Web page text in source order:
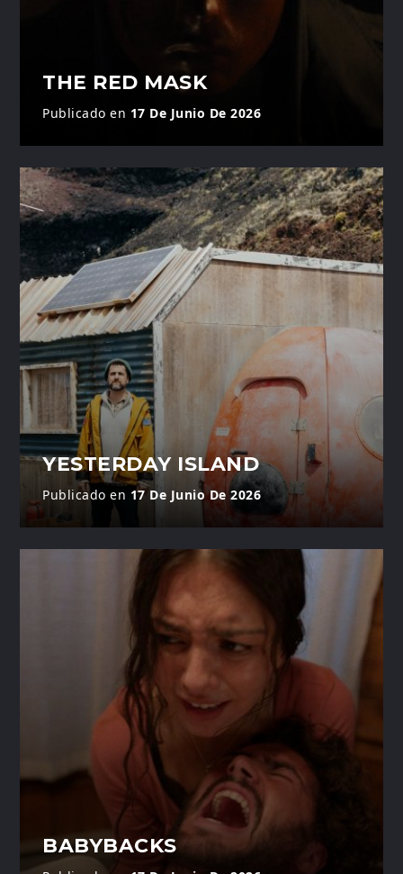
THE RED MASK
Publicado en 17 De Junio De 2026
YESTERDAY ISLAND
Publicado en 17 De Junio De 2026
BABYBACKS